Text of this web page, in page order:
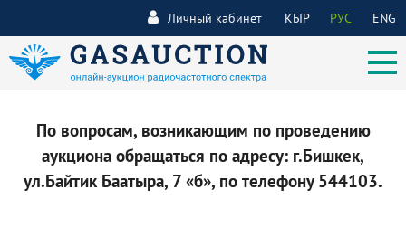
КЫР РУС ENG
Личный кабинет
По вопросам, возникающим по проведению
аукциона обращаться по адресу: г.Бишкек,
ул.Байтик Баатыра, 7 «б», по телефону 544103.